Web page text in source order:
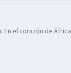
En el corazón de África